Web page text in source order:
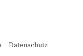
Datenschutz